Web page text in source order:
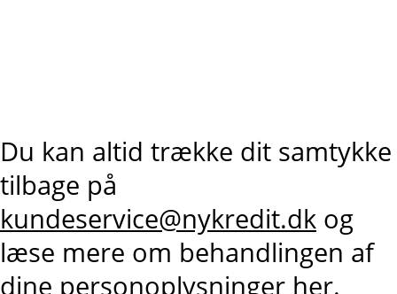
Du kan altid trække dit samtykke
tilbage på
kundeservice@nykredit.dk og
læse mere om behandlingen af
dine personoplysninger her.